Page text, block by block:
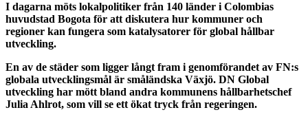
I dagarna möts lokalpolitiker från 140 länder i Colombias
huvudstad Bogota för att diskutera hur kommuner och
regioner kan fungera som katalysatorer för global hållbar
utveckling.
En av de städer som ligger långt fram i genomförandet av FN:s
globala utvecklingsmål är småländska Växjö. DN Global
utveckling har mött bland andra kommunens hållbarhetschef
Julia Ahlrot, som vill se ett ökat tryck från regeringen.